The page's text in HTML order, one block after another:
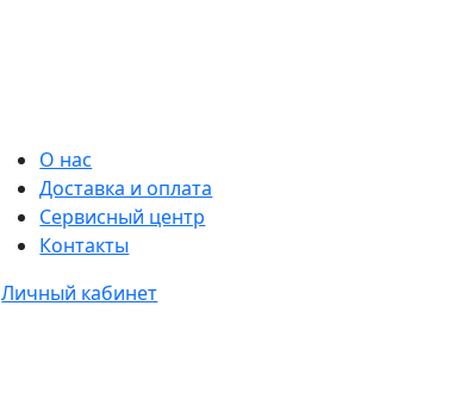
О нас
Доставка и оплата
Сервисный центр
Контакты
Личный кабинет